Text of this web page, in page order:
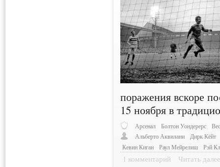
поражения вскоре
15 ноября в
Арсенал Болтон Уондерерс
Альберто Аквилани
Дирк Кёйт
Кевин Киган
Раул Мейрелиш Рэй
1 комментарий Читать